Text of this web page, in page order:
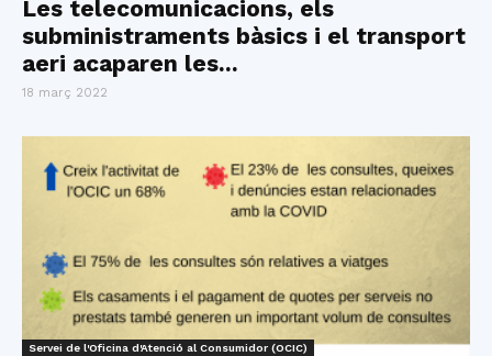
Les telecomunicacions, els
subministraments bàsics i el transport
aeri acaparen les...
18 març 2022
Servei de l'Oficina d'Atenció al Consumidor (OCIC)